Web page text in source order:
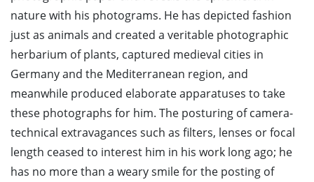
nature with his photograms. He has depicted fashion
just as animals and created a veritable photographic
herbarium of plants, captured medieval cities in
Germany and the Mediterranean region, and
meanwhile produced elaborate apparatuses to take
these photographs for him. The posturing of camera-
technical extravagances such as filters, lenses or focal
length ceased to interest him in his work long ago; he
has no more than a weary smile for the posting of